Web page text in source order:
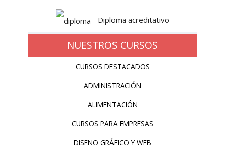
Diploma acreditativo
NUESTROS CURSOS
CURSOS DESTACADOS
ADMINISTRACIÓN
ALIMENTACIÓN
CURSOS PARA EMPRESAS
DISEÑO GRÁFICO Y WEB